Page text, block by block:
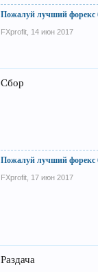
Пожалуй лучший
FXprofit 14 июн 2017
Сбор
Пожалуй лучший
FXprofit 17 июн 2017
Раздача